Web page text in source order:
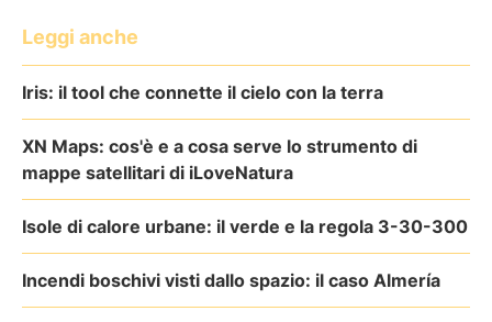
Leggi anche
Iris: il tool che connette il cielo con la terra
XN Maps: cos'è e a cosa serve lo strumento di
mappe satellitari di iLoveNatura
Isole di calore urbane: il verde e la regola 3-30-300
Incendi boschivi visti dallo spazio: il caso Almería